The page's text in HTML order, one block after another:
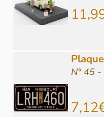
N° 45